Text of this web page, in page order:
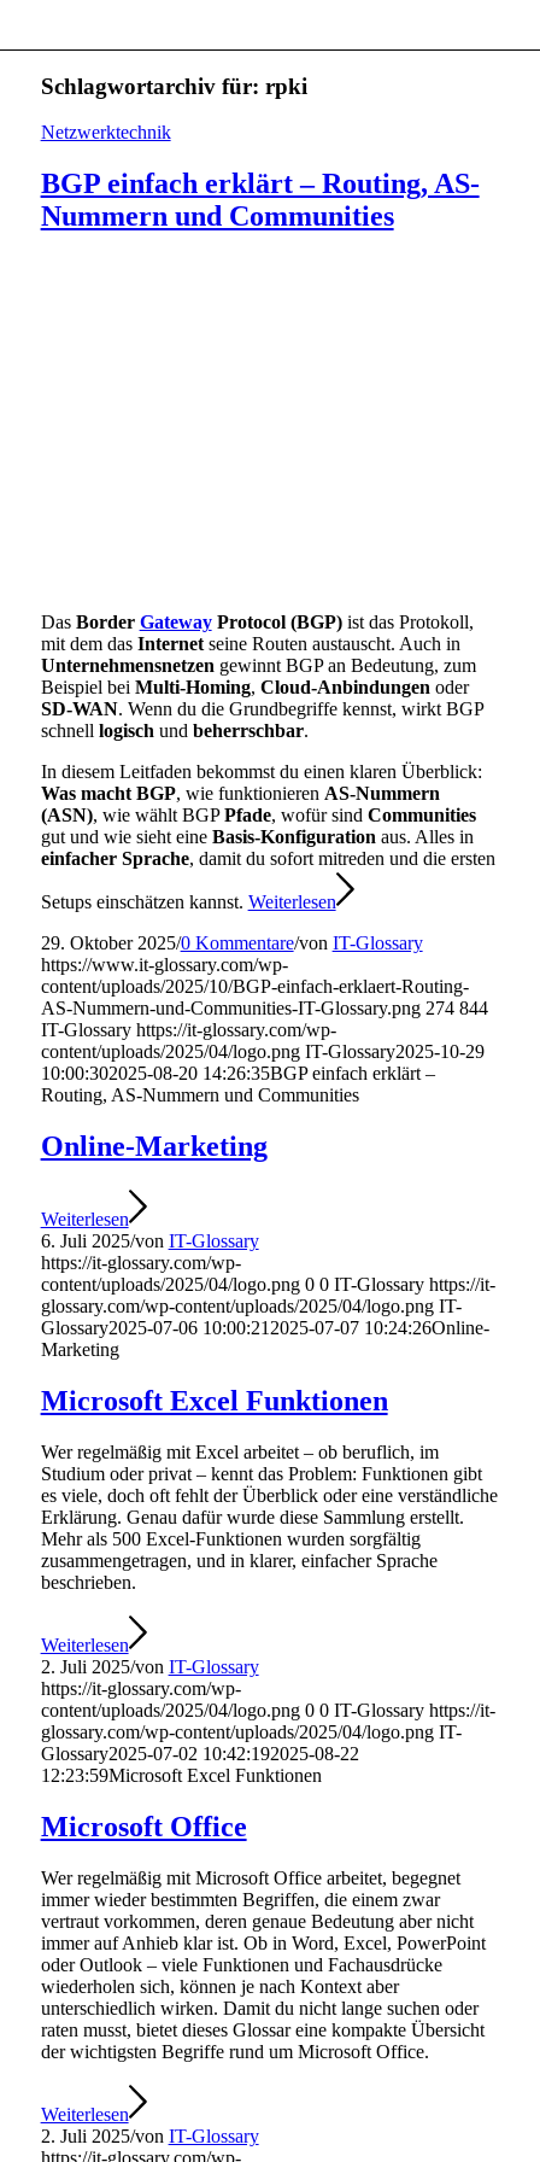
Schlagwortarchiv für: rpki
Netzwerktechnik
BGP einfach erklärt – Routing, AS-
Nummern und Communities
Das Border GatewayProtocol (BGP)ist das Protokoll,
mit dem das Internetseine Routen austauscht. Auch in
Unternehmensnetzen gewinnt BGP an Bedeutung, zum
Beispiel bei Multi-Homing, Cloud-Anbindungen oder
SD-WAN. Wenn du die Grundbegriffe kennst, wirkt BGP
schnell logisch und beherrschbar.
In diesem Leitfaden bekommst du einen klaren Überblick:
Was macht BGP, wie funktionieren AS-Nummern
(ASN), wie wählt BGPPfade, wofür sind Communities
gut und wie sieht eine Basis-Konfiguration aus. Alles in
einfacher Sprache, damit du sofort mitreden und die ersten
Setups einschätzen kannst. Weiterlesen
29. Oktober 2025/0 Kommentare/von IT-Glossary
https://www.it-glossary.com/wp-
content/uploads/2025/10/BGP-einfach-erklaert-Routing-
AS-Nummern-und-Communities-IT-Glossary.png 274 844
IT-Glossary https://it-glossary.com/wp-
content/uploads/2025/04/logo.png IT-Glossary2025-10-29
10:00:302025-08-20 14:26:35BGP einfach erklärt –
Routing, AS-Nummern und Communities
Online-Marketing
Weiterlesen
6. Juli 2025/von IT-Glossary
https://it-glossary.com/wp-
content/uploads/2025/04/logo.png 0 0 IT-Glossary https://it-
glossary.com/wp-content/uploads/2025/04/logo.png IT-
Glossary2025-07-06 10:00:21 2025-07-07 10:24:26Online-
Marketing
Microsoft Excel Funktionen
Wer regelmäßig mit Excel arbeitet – ob beruflich, im
Studium oder privat – kennt das Problem: Funktionen gibt
es viele, doch oft fehlt der Überblick oder eine verständliche
Erklärung. Genau dafür wurde diese Sammlung erstellt.
Mehr als 500 Excel-Funktionen wurden sorgfältig
zusammengetragen, und in klarer, einfacher Sprache
beschrieben.
Weiterlesen
2. Juli 2025/von IT-Glossary
https://it-glossary.com/wp-
content/uploads/2025/04/logo.png 0 0 IT-Glossary https://it-
glossary.com/wp-content/uploads/2025/04/logo.png IT-
Glossary2025-07-02 10:42:192025-08-22
12:23:59Microsoft Excel Funktionen
Microsoft Office
Wer regelmäßig mit Microsoft Office arbeitet, begegnet
immer wieder bestimmten Begriffen, die einem zwar
vertraut vorkommen, deren genaue Bedeutung aber nicht
immer auf Anhieb klar ist. Ob in Word, Excel, PowerPoint
oder Outlook – viele Funktionen und Fachausdrücke
wiederholen sich, können je nach Kontext aber
unterschiedlich wirken. Damit du nicht lange suchen oder
raten musst, bietet dieses Glossar eine kompakte Übersicht
der wichtigsten Begriffe rund um Microsoft Office.
Weiterlesen
2. Juli 2025/von IT-Glossary
https://it-glossary.com/wp-